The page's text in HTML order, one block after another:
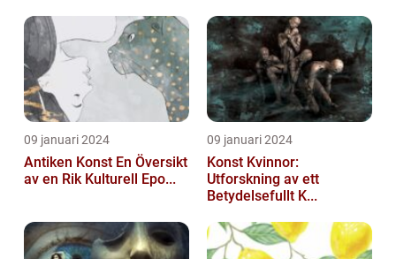
09 januari 2024
Antiken Konst En Översikt
av en Rik Kulturell Epo...
09 januari 2024
Konst Kvinnor:
Utforskning av ett
Betydelsefullt K...